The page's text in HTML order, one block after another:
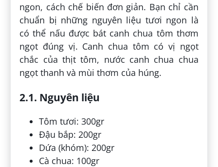
ngon, cách chế biến đơn giản. Bạn chỉ cần
chuẩn bị những nguyên liệu tươi ngon là
có thể nấu được bát canh chua tôm thơm
ngọt đúng vị. Canh chua tôm có vị ngọt
chắc của thịt tôm, nước canh chua chua
ngọt thanh và mùi thơm của húng.
2.1. Nguyên liệu
Tôm tươi: 300gr
Đậu bắp: 200gr
Dứa (khóm): 200gr
Cà chua: 100gr